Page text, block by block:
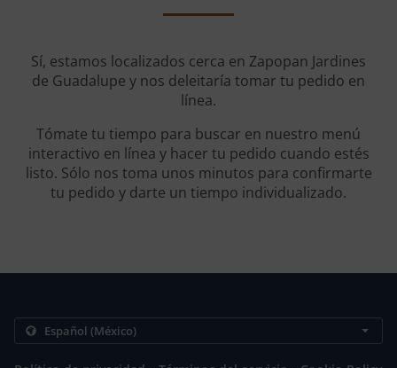
Sí, estamos localizados cerca en Zapopan Jardines
de Guadalupe y nos deleitaría tomar tu pedido en
línea.
Tómate tu tiempo para buscar en nuestro menú
interactivo en línea y hacer tu pedido cuando estés
listo. Sólo nos toma unos minutos para confirmarte
tu pedido y darte un tiempo individualizado.